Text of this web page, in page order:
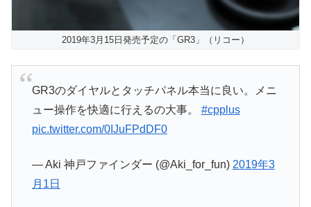
2019年3月15日発売予定の「GR3」（リコー）
GR3のダイヤルとタッチパネル本当に良い。メニ
ュー操作を快適に行えるの大事。 #cpplus
pic.twitter.com/0IJuFPdDF0
— Aki 神戸ファインダー (@Aki_for_fun) 2019年3
月1日